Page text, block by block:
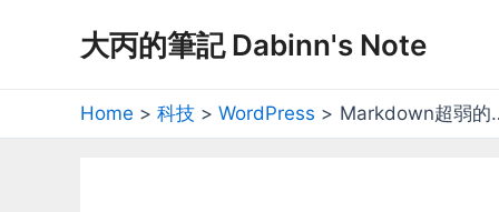
大丙的筆記 Dabinn's Note
Home 科技 WordPress Markdown超弱的